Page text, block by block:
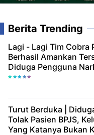
Berita Trending
Lagi - Lagi Tim Cobra
Berhasil Amankan
Diduga Pengguna
Turut Berduka |
Tolak Pasien BPJS,
Yang Katanya Bukan